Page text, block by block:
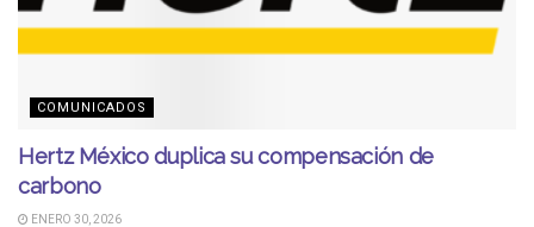
COMUNICADOS
Hertz México duplica su compensación de
carbono
ENERO 30, 2026